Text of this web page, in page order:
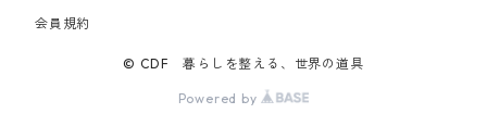
会員規約
© CDF 暮らしを整える、世界の道具
Powered by